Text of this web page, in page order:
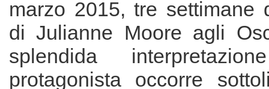
marzo 2015, tre settimane
di Julianne Moore agli
splendida
protagonista occorre